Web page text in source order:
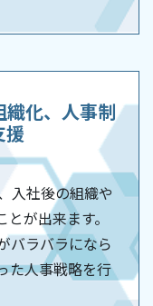
化、人事制
援
入社後の組織や
が出来ます。
バラバラになら
た人事戦略を行